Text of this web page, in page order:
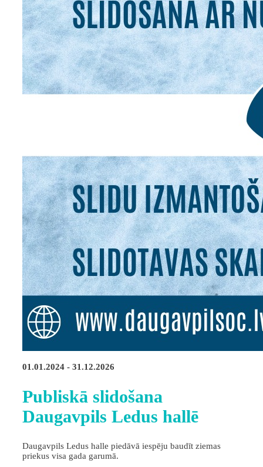
01.01.2024 - 31.12.2026
Publiskā slidošana
Daugavpils Ledus hallē
Daugavpils Ledus halle piedāvā iespēju baudīt ziemas
priekus visa gada garumā.